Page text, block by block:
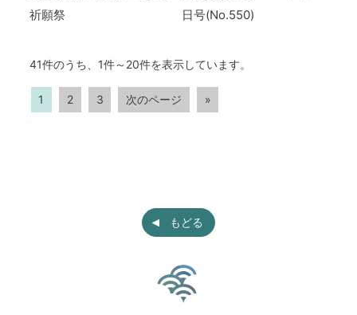
祈願祭
日号(No.550)
41件のうち、1件～20件を表示しています。
1 2 3 次のページ »
もどる